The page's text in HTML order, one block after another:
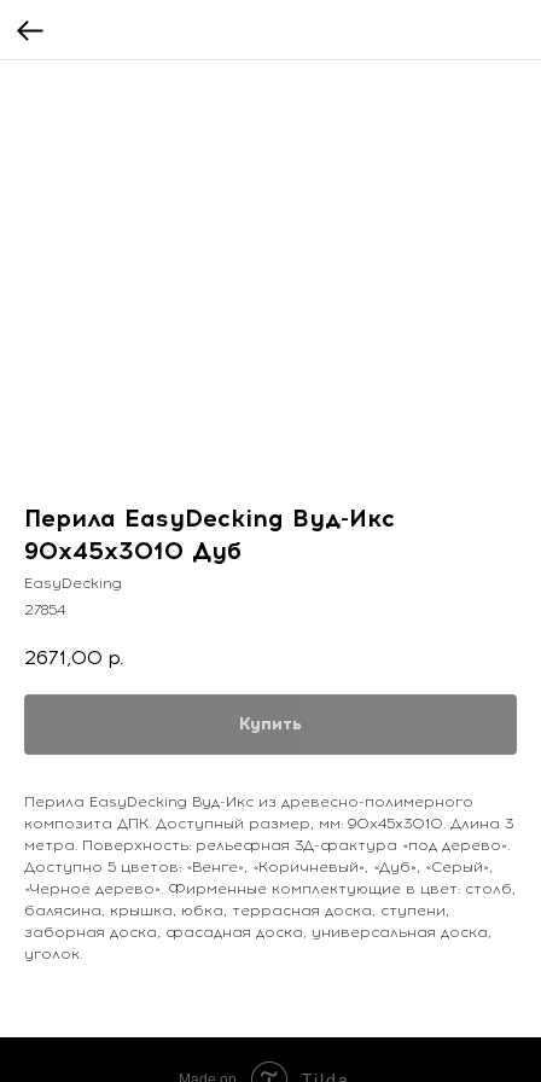
Перила EasyDecking Вуд-Икс
90х45х3010 Дуб
EasyDecking
27854
2671,00 р.
Купить
Перила EasyDecking Вуд-Икс из древесно-полимерного
композита ДПК. Доступный размер, мм: 90х45х3010. Длина 3
метра. Поверхность: рельефная 3Д-фактура «под дерево».
Доступно 5 цветов: «Венге», «Коричневый», «Дуб», «Серый»,
«Черное дерево». Фирменные комплектующие в цвет: столб,
балясина, крышка, юбка, террасная доска, ступени,
заборная доска, фасадная доска, универсальная доска,
уголок.